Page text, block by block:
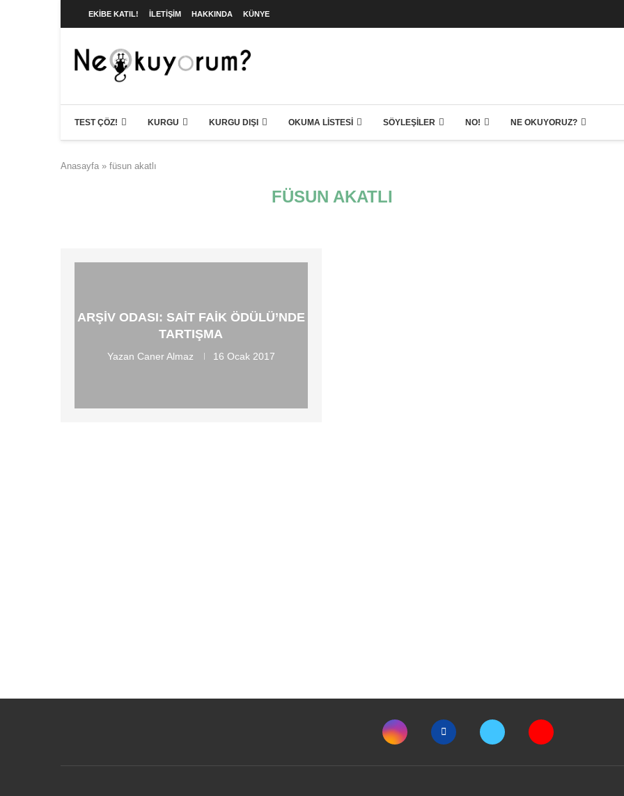
EKIBE KATIL! İLETIŞIM HAKKINDA KÜNYE
TEST ÇÖZ! KURGU KURGU DIŞI OKUMA LISTESI SÖYLEŞILER NO! NE OKUYORUZ?
Anasayfa » füsun akatlı
FÜSUN AKATLI
ARŞIV ODASI: SAIT FAIK ÖDÜLÜ’NDE
TARTIŞMA
Yazan Caner Almaz 16 Ocak 2017